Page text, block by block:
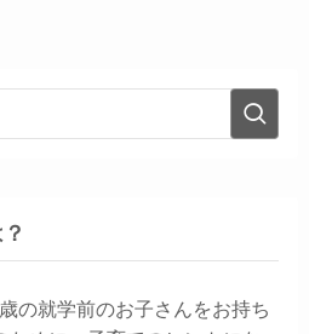
の就学前のお子さんをお持ち